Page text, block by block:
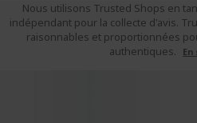
Nous utilisons Trusted Shops en
indépendant pour la collecte d'avis.
raisonnables et proportionnées
authentiques.